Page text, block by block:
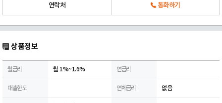
연락처 통화하기
상품정보
월금리 월 1%~1.6% 연금리
대출한도 연체금리 없음